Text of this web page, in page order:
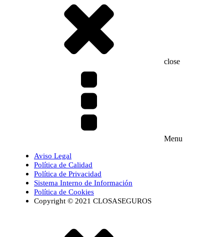
close
Menu
Aviso Legal
Política de Calidad
Política de Privacidad
Sistema Interno de Información
Política de Cookies
Copyright © 2021 CLOSASEGUROS